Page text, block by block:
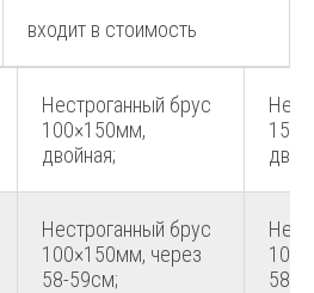
входит в стоимость
Нестроганный брус
100×150мм,
двойная;
Нестроганный брус
100×150мм, через
58-59см;
58-